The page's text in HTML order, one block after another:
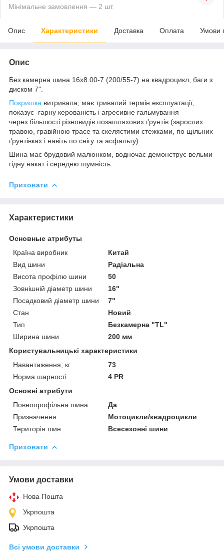
Мінімальне замовлення — 2 шт.
Опис Характеристики Доставка Оплата Умови
Опис
Без камерна шина 16х8.00-7 (200/55-7) на квадроцикл, баги з
диском 7".
Покришка витривала, має тривалий термін експлуатації,
показує гарну керованість і агресивне гальмування
через більшості різновидів позашляхових ґрунтів (зарослих
травою, гравійною трасе та скелястими стежками, по щільних
ґрунтівках і навіть по снігу та асфальту).
Шина має брудовий малюнком, водночас демонструє вельми
гідну накат і середню шумність.
Приховати
Характеристики
Основные атрибуты
Країна виробник
Китай
Вид шини
Радіальна
Висота профілю шини
50
Зовнішній діаметр шини
16"
Посадковий діаметр шини
7"
Стан
Новий
Тип
Безкамерна "TL"
Ширина шини
200 мм
Користувальницькі характеристики
Навантаження, кг
73
Норма шарності
4 PR
Основні атрибути
Повнопрофільна шина
Да
Призначення
Мотоцикли/квадроцикли
Територія шин
Всесезонні шини
Приховати
Умови доставки
Нова Пошта
Укрпошта
Укрпошта
Всі умови доставки